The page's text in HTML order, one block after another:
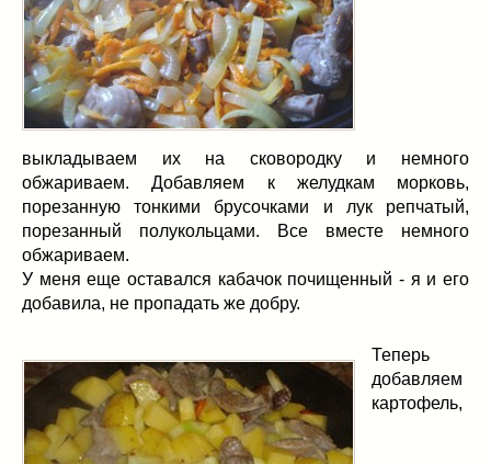
выкладываем их на сковородку и немного
обжариваем. Добавляем к желудкам морковь,
порезанную тонкими брусочками и лук репчатый,
порезанный полукольцами. Все вместе немного
обжариваем.
У меня еще оставался кабачок почищенный - я и его
добавила, не пропадать же добру.
Теперь
добавляем
картофель,